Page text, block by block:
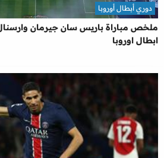
ابطال اوروبا
دوري أبطال أوروبا